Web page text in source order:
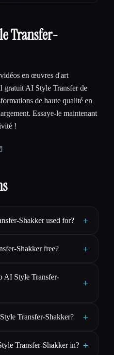
Transfer-
en œuvres d'art
gratuit AI Style Transfer de
de haute qualité en
Essaye-le maintenant
!
Shakker used for? +
Shakker free? +
AI Style Transfer-
+
Transfer-Shakker? +
Transfer-Shakker in? +